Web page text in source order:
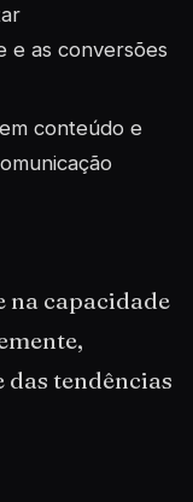
e as conversões
conteúdo e
na capacidade
tendências